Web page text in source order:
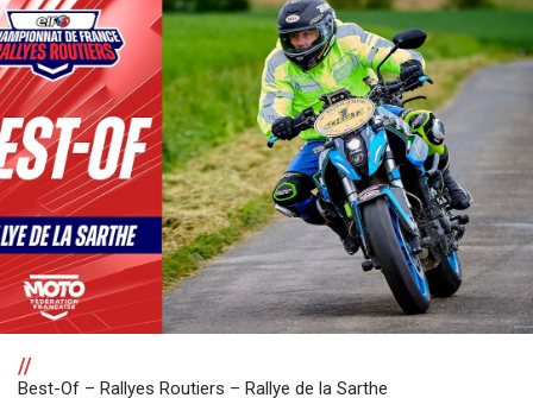
//
Best-Of – Rallyes Routiers – Rallye de la Sarthe